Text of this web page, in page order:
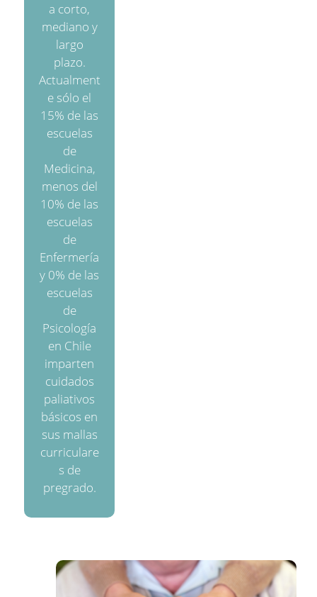
a corto,
mediano y
largo
plazo.
Actualment
e sólo el
15% de las
escuelas
de
Medicina,
menos del
10% de las
escuelas
de
Enfermería
y 0% de las
escuelas
de
Psicología
en Chile
imparten
cuidados
paliativos
básicos en
sus mallas
curriculare
s de
pregrado.